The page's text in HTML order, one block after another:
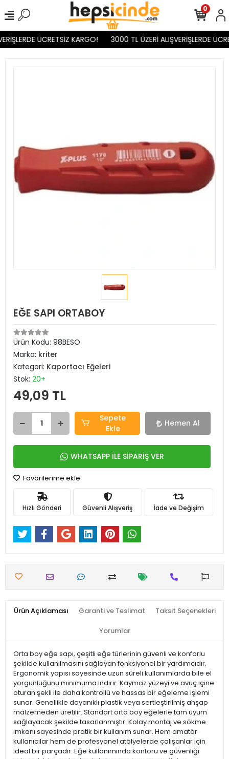
ÜCRETSİZ KARGO! 3000 TL ÜZERİ ALIŞVERİŞLERDE
0
EĞE SAPI ORTABOY
Ürün Kodu: 98BESO
Marka: kriter
Kategori: Kaportacı Eğeleri
Stok: 20+
49,09 TL
Sepete
Ekle
Hemen Al
WHATSAPP İLE SİPARİŞ VER
Favorilerime ekle
Hızlı Gönderi Güvenli Alışveriş İade ve Değişim
Ürün Açıklaması Garanti ve Teslimat Taksit Seçenekleri
Yorumlar
Orta boy eğe sapı, çeşitli eğe türlerinin güvenli ve konforlu
şekilde kullanılmasını sağlayan fonksiyonel bir yardımcıdır.
Ergonomik yapısı sayesinde uzun süreli kullanımlarda bile el
yorgunluğunu minimuma indirir. Kaymaz yüzeyi ve avuç içine
oturan şekli ile daha kontrollü ve hassas bir eğeleme işlemi
sunar. Genellikle dayanıklı plastik veya sertleştirilmiş ahşap
malzemeden üretilir. Standart orta boy eğelerle tam uyum
sağlayacak şekilde tasarlanmıştır. Kolay montaj ve sökme
imkanı sayesinde pratik bir kullanım sunar. Hem amatör
kullanıcılar hem de profesyonel atölyelerde çalışanlar için
ideal bir parçadır. Eğe kullanımında konforu ve güvenliği